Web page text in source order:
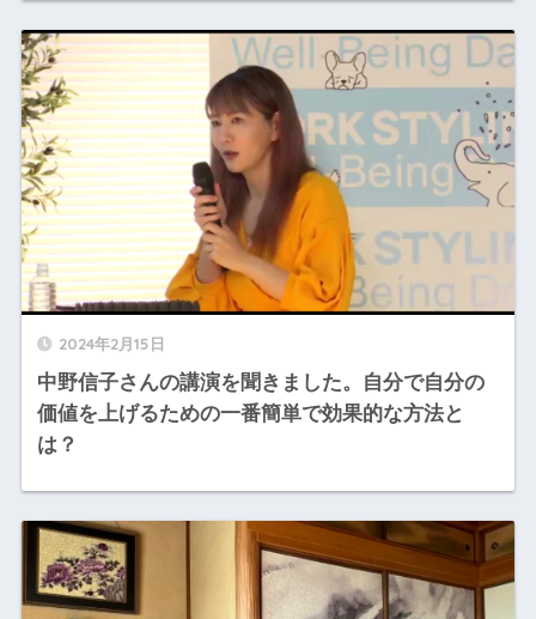
2024年2月15日
中野信子さんの講演を聞きました。自分で自分の
価値を上げるための一番簡単で効果的な方法と
は？